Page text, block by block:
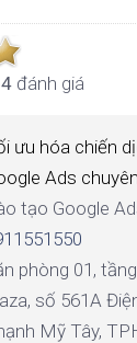
đánh giá
ưu hóa chiến
Ads
tạo Google
phòng 01,
số 561A
Mỹ Tây,